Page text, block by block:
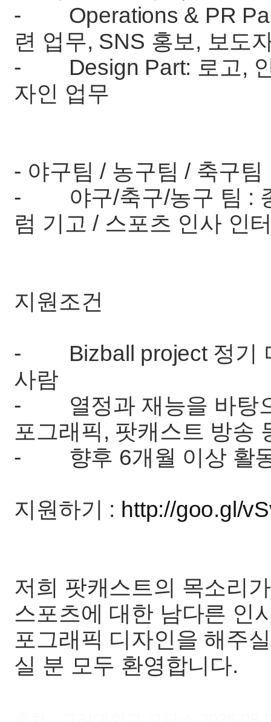
- Operations & PR
련 업무, SNS 홍보, 보도
- Design Part: 로고, 인
자인 업무
- 야구팀 / 농구팀 / 축구팀
- 야구/축구/농구 팀 : 종
럼 기고 / 스포츠 인사 인
지원조건
- Bizball project 정기
사람
- 열정과 재능을 바탕으
포그래픽, 팟캐스트 방송
- 향후 6개월 이상 활동
지원하기 : http://goo.gl/
저희 팟캐스트의 목소리
스포츠에 대한 남다른 인
포그래픽 디자인을 해주
실 분 모두 환영합니다.